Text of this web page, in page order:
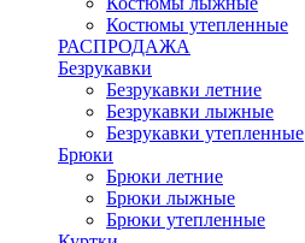
Костюмы утепленные
РАСПРОДАЖА
Безрукавки
Безрукавки летние
Безрукавки лыжные
Безрукавки утепленные
Брюки
Брюки летние
Брюки лыжные
Брюки утепленные